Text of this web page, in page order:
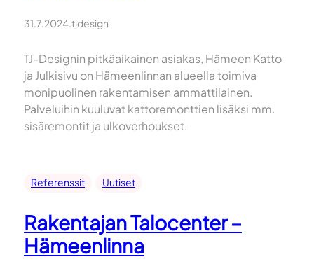
31.7.2024.tjdesign
TJ-Designin pitkäaikainen asiakas, Hämeen Katto
ja Julkisivu on Hämeenlinnan alueella toimiva
monipuolinen rakentamisen ammattilainen.
Palveluihin kuuluvat kattoremonttien lisäksi mm.
sisäremontit ja ulkoverhoukset.
Referenssit Uutiset
Rakentajan Talocenter –
Hämeenlinna